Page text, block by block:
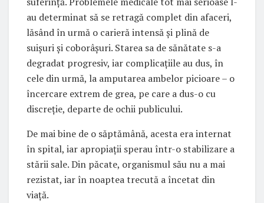
au determinat să se retragă complet din afaceri,
lăsând în urmă o carieră intensă și plină de
suișuri și coborâșuri. Starea sa de sănătate s-a
degradat progresiv, iar complicațiile au dus, în
cele din urmă, la amputarea ambelor picioare – o
încercare extrem de grea, pe care a dus-o cu
discreție, departe de ochii publicului.
De mai bine de o săptămână, acesta era internat
în spital, iar apropiații sperau într-o stabilizare a
stării sale. Din păcate, organismul său nu a mai
rezistat, iar în noaptea trecută a încetat din
viață.